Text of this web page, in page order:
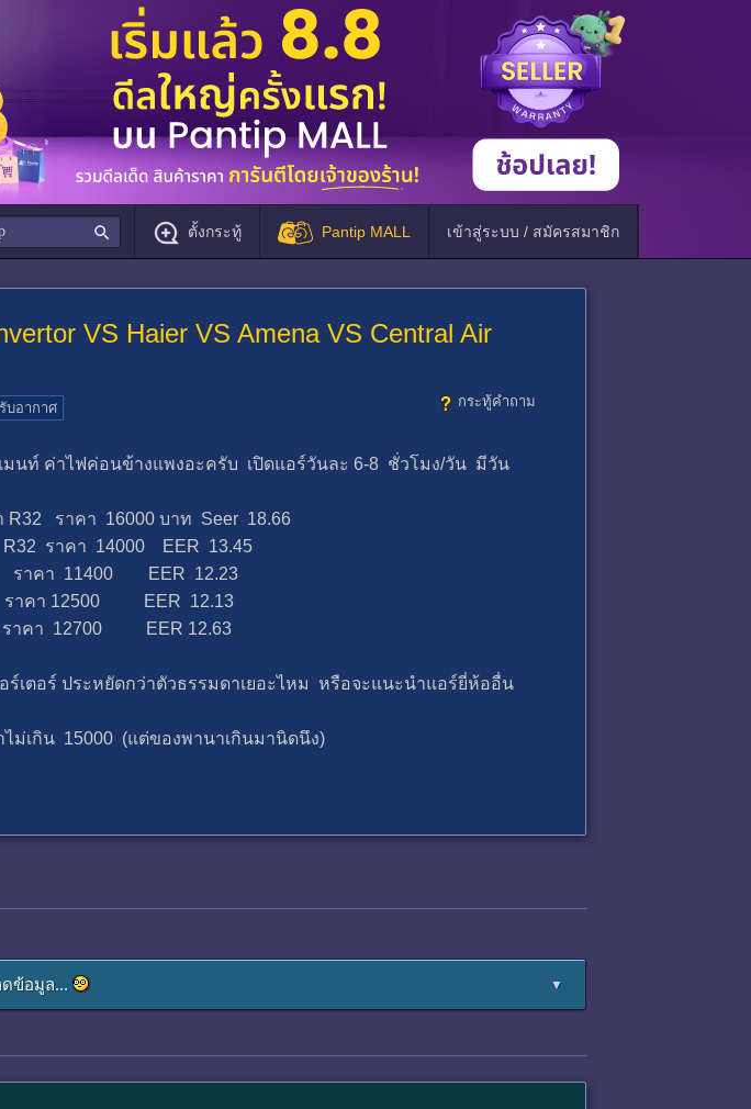
ตั้งกระทู้ Pantip MALL เข้าสู่ระบบ / สมัครสมาชิก
VS Haier VS Amena VS Central Air
กระทู้คำถาม
บอากาศ
นท์ ค่าไฟค่อนข้างแพงอะครับ เปิดแอร์วันละ 6-8 ชั่วโมง/วัน มีวัน
R32 ราคา 16000 บาท Seer 18.66
ราคา 14000 EER 13.45
ราคา 11400 EER 12.23
ราคา 12500 EER 12.13
ราคา 12700 EER 12.63
ตอร์ ประหยัดกว่าตัวธรรมดาเยอะไหม หรือจะแนะนำแอร์ยี่ห้ออื่น
ม่เกิน 15000 (แต่ของพานาเกินมานิดนึง)
ดข้อมูล... ▼